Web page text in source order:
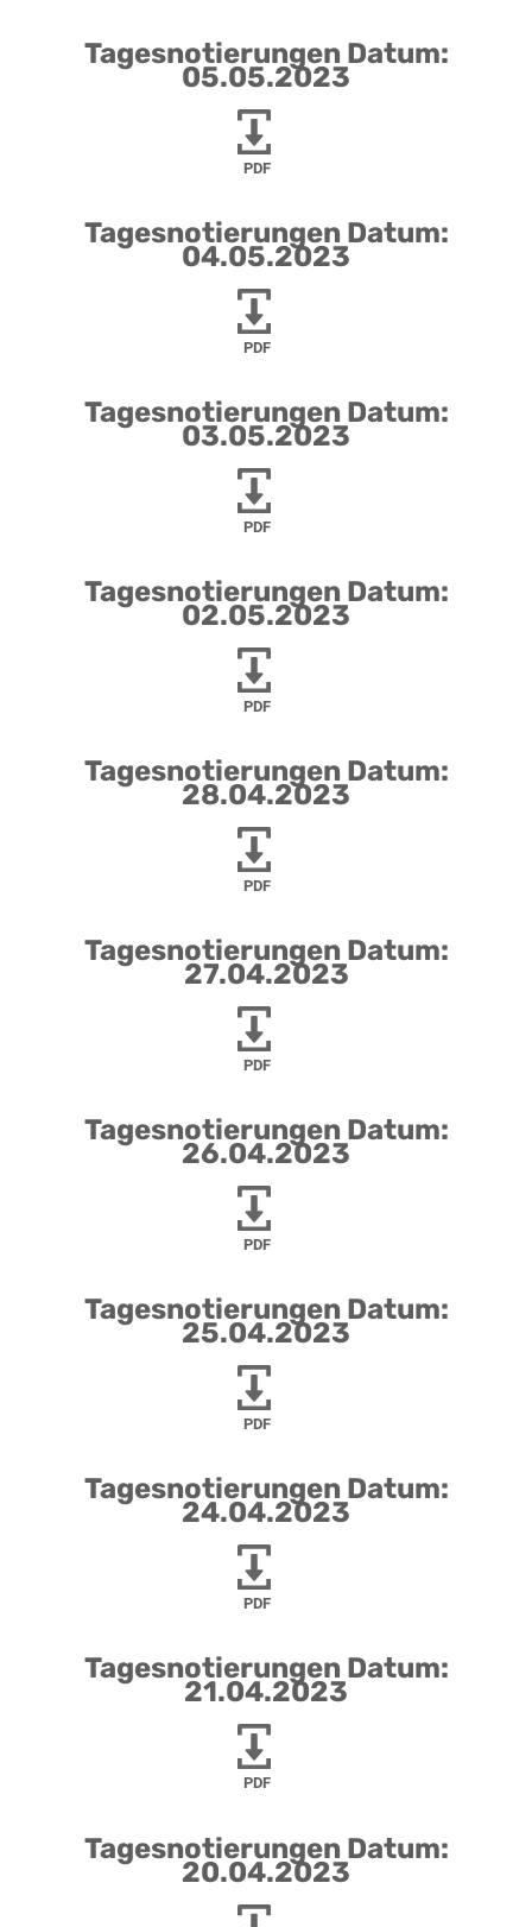
Tagesnotierungen Datum:
05.05.2023
PDF
Tagesnotierungen Datum:
04.05.2023
PDF
Tagesnotierungen Datum:
03.05.2023
PDF
Tagesnotierungen Datum:
02.05.2023
PDF
Tagesnotierungen Datum:
28.04.2023
PDF
Tagesnotierungen Datum:
27.04.2023
PDF
Tagesnotierungen Datum:
26.04.2023
PDF
Tagesnotierungen Datum:
25.04.2023
PDF
Tagesnotierungen Datum:
24.04.2023
PDF
Tagesnotierungen Datum:
21.04.2023
PDF
Tagesnotierungen Datum:
20.04.2023